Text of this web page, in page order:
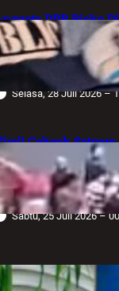
DPR Rieke
Maraknya
Desak
Selasa, 28 Juli 2026 –
Cekcok
Alphard
Terungkap
Polda Jabar
Sabtu, 25 Juli 2026 –
Operasi Paling